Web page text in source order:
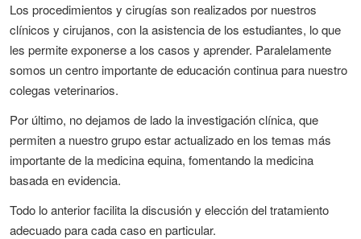
Los procedimientos y cirugías son realizados por nuestros
clínicos y cirujanos, con la asistencia de los estudiantes, lo que
les permite exponerse a los casos y aprender. Paralelamente
somos un centro importante de educación continua para nuestro
colegas veterinarios.
Por último, no dejamos de lado la investigación clínica, que
permiten a nuestro grupo estar actualizado en los temas más
importante de la medicina equina, fomentando la medicina
basada en evidencia.
Todo lo anterior facilita la discusión y elección del tratamiento
adecuado para cada caso en particular.